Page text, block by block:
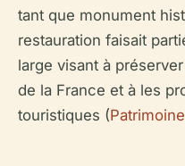
tant que monument
restauration faisait
large visant à
de la France et à les
touristiques (